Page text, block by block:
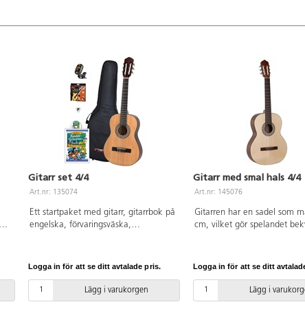
Gitarr set 4/4
Art.nr: 135074
Ett startpaket med gitarr, gitarrbok på
engelska, förvaringsväska,
Logga in för att se ditt avtalade pris.
Lägg i varukorgen
Gitarr med smal hals 4/4
Art.nr: 145076
Gitarren har en sadel som
cm, vilket gör spelandet
Lämplig från 10 år.
Logga in för att se ditt
Lägg i